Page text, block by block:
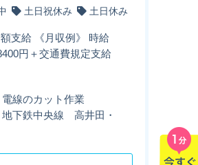
土日祝休み 土日休み
支給 《月収例》 時給
円＋交通費規定支給
線のカット作業
下鉄中央線 高井田・